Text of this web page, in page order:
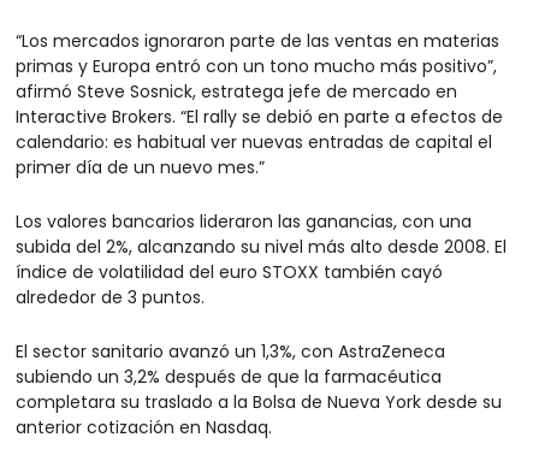
“Los mercados ignoraron parte de las ventas en materias
primas y Europa entró con un tono mucho más positivo”,
afirmó Steve Sosnick, estratega jefe de mercado en
Interactive Brokers. “El rally se debió en parte a efectos de
calendario: es habitual ver nuevas entradas de capital el
primer día de un nuevo mes.”
Los valores bancarios lideraron las ganancias, con una
subida del 2%, alcanzando su nivel más alto desde 2008. El
índice de volatilidad del euro STOXX también cayó
alrededor de 3 puntos.
El sector sanitario avanzó un 1,3%, con AstraZeneca
subiendo un 3,2% después de que la farmacéutica
completara su traslado a la Bolsa de Nueva York desde su
anterior cotización en Nasdaq.